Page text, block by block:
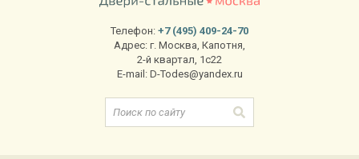
Телефон: +7 (495) 409-24-70
Адрес: г. Москва, Капотня,
2-й квартал, 1с22
E-mail: D-Todes@yandex.ru